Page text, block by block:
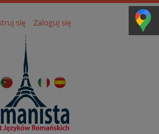
się Zaloguj się